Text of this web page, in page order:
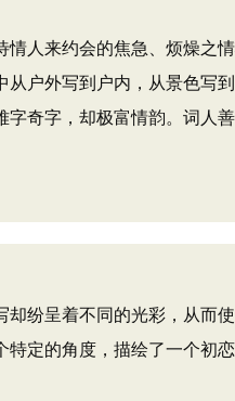
来约会的焦急、烦燥之情
从户外写到户内，从景色写
字奇字，却极富情韵。词人
纷呈着不同的光彩，从而
特定的角度，描绘了一个初